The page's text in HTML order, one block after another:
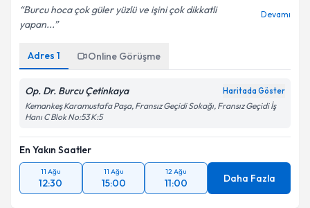
Burcu hoca çok güler yüzlü ve işini çok dikkatli
yapan...
Devamı
Adres 1 Online Görüşme
Op. Dr. Burcu Çetinkaya Haritada Göster
Kemankeş Karamustafa Paşa, Fransız Geçidi Sokağı, Fransız Geçidi İş
Hanı C Blok No:53 K:5
En Yakın Saatler
11 Ağu
12:30
11 Ağu
15:00
12 Ağu
11:00 Daha Fazla